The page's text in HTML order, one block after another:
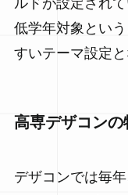
ルドが設定されて
低学年対象とい
すいテーマ設定
高専デザコンの
デザコンでは毎